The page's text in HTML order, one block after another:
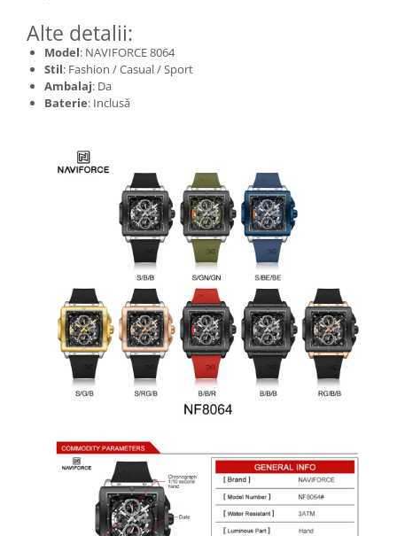
Alte detalii:
Model: NAVIFORCE 8064
Stil: Fashion / Casual / Sport
Ambalaj: Da
Baterie: Inclusă